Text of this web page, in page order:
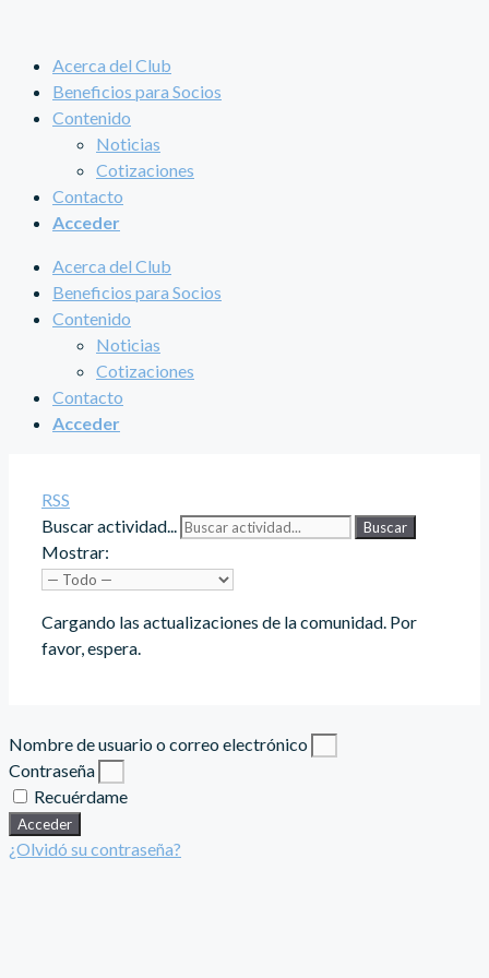
contenidoAcerca del Club
Beneficios para Socios
Contenido
Noticias
Cotizaciones
Contacto
Acceder
Acerca del Club
Beneficios para Socios
Contenido
Noticias
Cotizaciones
Contacto
Acceder
RSS
Buscar actividad...
Buscar
Mostrar:
Cargando las actualizaciones de la comunidad. Por
favor, espera.
Nombre de usuario o correo electrónico
Contraseña
Recuérdame
Acceder
¿Olvidó su contraseña?